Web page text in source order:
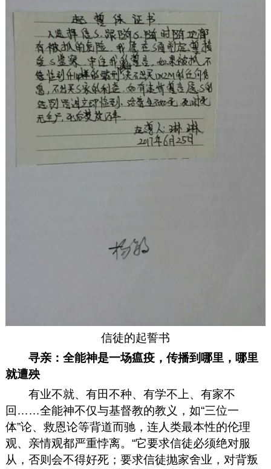
信徒的起誓书
寻亲：全能神是一场瘟疫，传播到哪里，哪里
就遭殃
有业不就、有田不种、有学不上、有家不
回……全能神不仅与基督教的教义，如“三位一
体”论、救恩论等背道而驰，连人类最本性的伦理
观、亲情观都严重悖离。“它要求信徒必须绝对服
从，否则会不得好死；要求信徒抛家舍业，对背叛